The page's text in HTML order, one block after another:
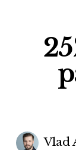
Vlad